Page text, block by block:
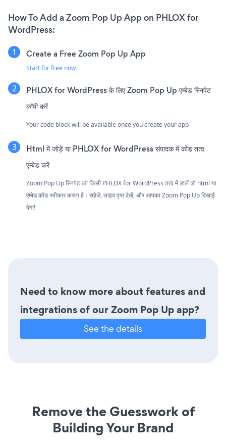
How To Add a Zoom Pop Up App on PHLOX for
WordPress:
Create a Free Zoom Pop Up App
Start for free now
PHLOX for WordPress के लिए Zoom Pop Up एम्बेड स्निपेट
कॉपी करें
Your code block will be available once you create your app
Html में जोड़ें या PHLOX for WordPress संपादक में कोड तत्व
एम्बेड करें
Zoom Pop Up स्निपेट को किसी PHLOX for WordPress तत्व में डालें जो html या
एम्बेड कोड स्वीकार करता है। सहेजें, लाइव पृष्ठ देखें, और आपका Zoom Pop Up दिखाई
देगा!
Need to know more about features and
integrations of our Zoom Pop Up app?
See the details
Remove the Guesswork of
Building Your Brand